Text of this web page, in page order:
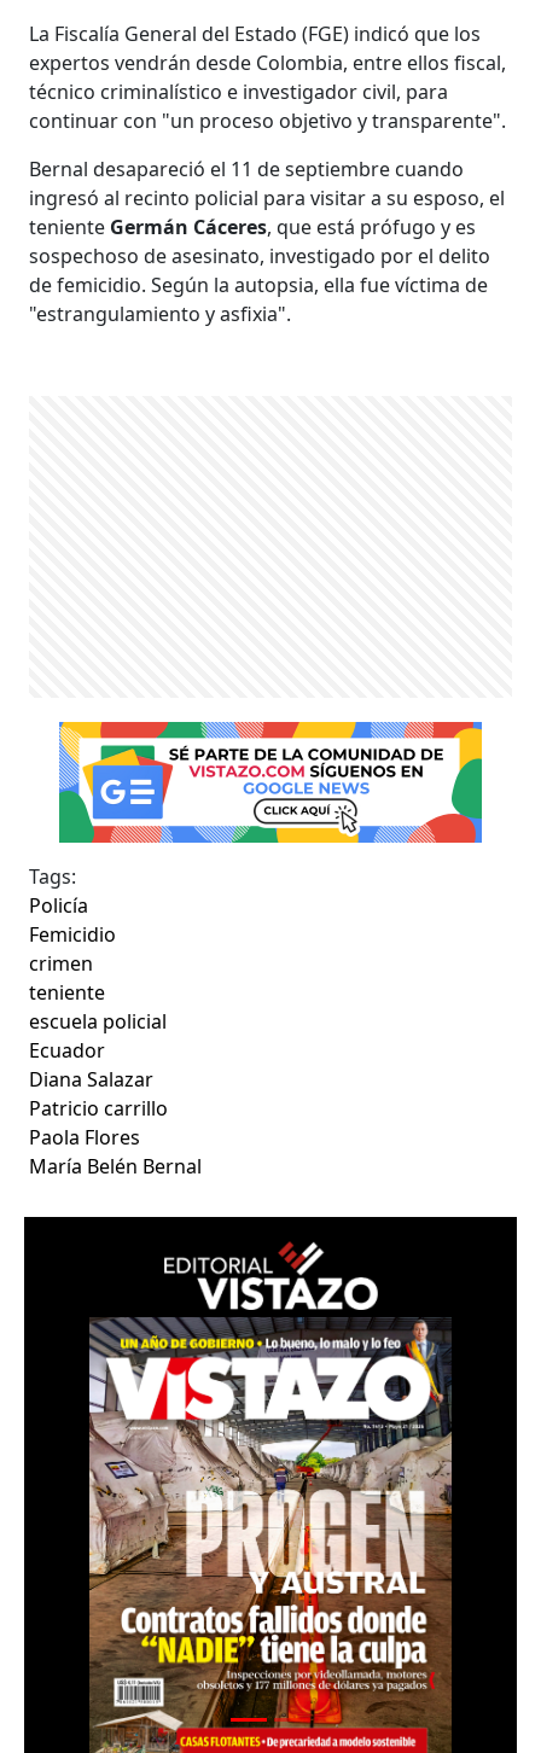
La Fiscalía General del Estado (FGE) indicó que los
expertos vendrán desde Colombia, entre ellos fiscal,
técnico criminalístico e investigador civil, para
continuar con "un proceso objetivo y transparente".
Bernal desapareció el 11 de septiembre cuando
ingresó al recinto policial para visitar a su esposo, el
teniente Germán Cáceres, que está prófugo y es
sospechoso de asesinato, investigado por el delito
de femicidio. Según la autopsia, ella fue víctima de
"estrangulamiento y asfixia".
Tags:
Policía
Femicidio
crimen
teniente
escuela policial
Ecuador
Diana Salazar
Patricio carrillo
Paola Flores
María Belén Bernal